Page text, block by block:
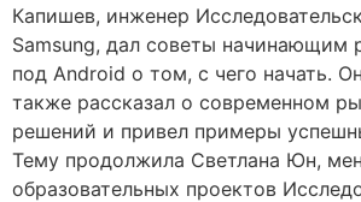
Капишев, инженер
Samsung, дал советы начинающим
под Android о том, с чего начать. Он
также рассказал о современном
решений и привел примеры
Тему продолжила Светлана Юн,
образовательных проектов